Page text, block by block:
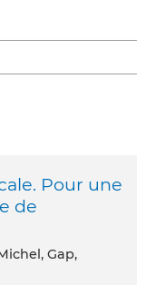
Pour une
de